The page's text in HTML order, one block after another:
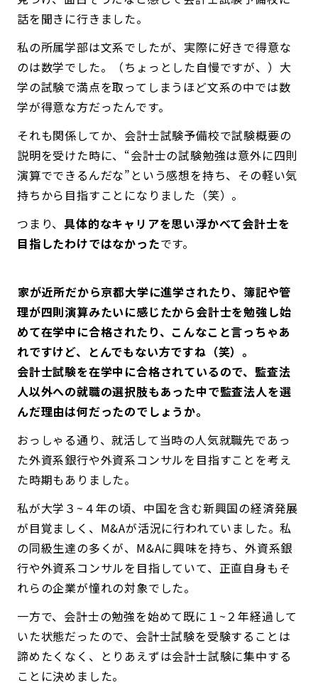
話を聞きに行きました。
私の所属学部は文系でしたが、実際に好きで得意な
のは数学でした。（ちょっとした自慢ですが、）大
学の試験で満点を取ってしまうほど文系の中では数
学が得意な方だったんです。
それも関係してか、会計士試験予備校で試験概要の
説明を受けた時に、“会計士の試験勉強は意外に四則
演算でできるんだな”という感想を持ち、その軽い気
持ちから目指すことになりました（笑）。
つまり、具体的なキャリアを思い浮かべて会計士を
目指したわけではなかったです。
――家が近所だから京都大学に進学されたり、簿記や管
理が四則演算みたいに感じたから会計士を勉強し始
めて在学中に合格されたり、こんなこと言っちゃあ
れですけど、とんでもない方ですね（笑）。
会計士試験を在学中に合格されているので、監査法
人以外への就職の選択肢もあった中で監査法人を選
んだ理由は何だったのでしょうか。
おっしゃる通り、就活して当時の人気就職先であっ
た外資系銀行や外資系コンサルを目指すことを考え
た時期もありました。
私が大学３~４年の頃、中国を含む新興国の経済発展
が目覚ましく、M&Aが活況に行われていました。私
の同級生達の多くが、M&Aに興味を持ち、外資系銀
行や外資系コンサルを目指していて、正直自身もそ
れらの企業が憧れの対象でした。
一方で、会計士の勉強を始めて既に１~２年経過して
いた状態だったので、会計士試験を受験することは
諦めたくなく、とりあえずは会計士試験に集中する
ことに決めました。